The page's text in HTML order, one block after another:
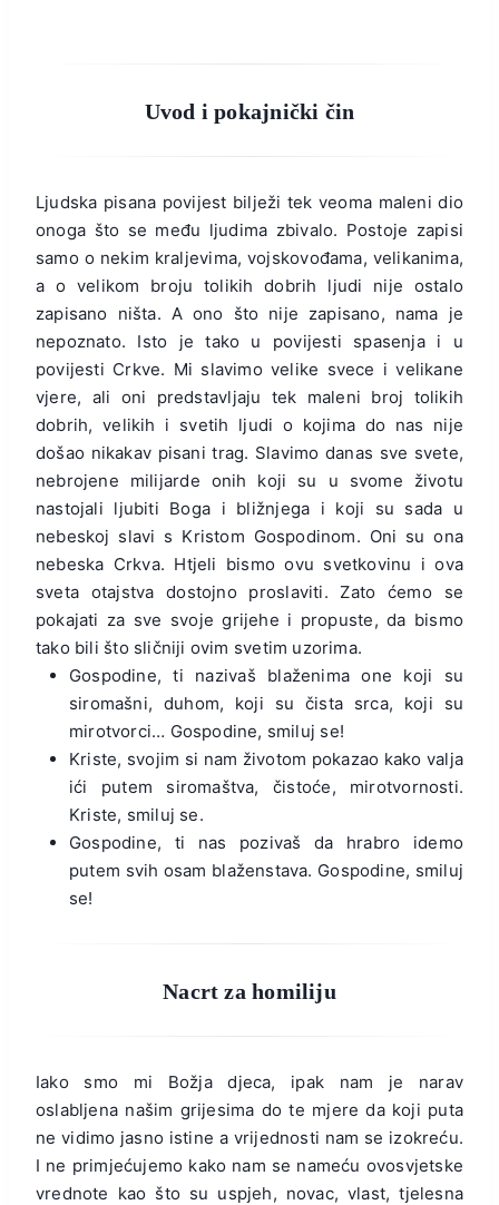
Uvod i pokajnički čin
Ljudska pisana povijest bilježi tek veoma maleni dio
onoga što se među ljudima zbivalo. Postoje zapisi
samo o nekim kraljevima, vojskovođama, velikanima,
a o velikom broju tolikih dobrih ljudi nije ostalo
zapisano ništa. A ono što nije zapisano, nama je
nepoznato. Isto je tako u povijesti spasenja i u
povijesti Crkve. Mi slavimo velike svece i velikane
vjere, ali oni predstavljaju tek maleni broj tolikih
dobrih, velikih i svetih ljudi o kojima do nas nije
došao nikakav pisani trag. Slavimo danas sve svete,
nebrojene milijarde onih koji su u svome životu
nastojali ljubiti Boga i bližnjega i koji su sada u
nebeskoj slavi s Kristom Gospodinom. Oni su ona
nebeska Crkva. Htjeli bismo ovu svetkovinu i ova
sveta otajstva dostojno proslaviti. Zato ćemo se
pokajati za sve svoje grijehe i propuste, da bismo
tako bili što sličniji ovim svetim uzorima.
Gospodine, ti nazivaš blaženima one koji su
siromašni, duhom, koji su čista srca, koji su
mirotvorci… Gospodine, smiluj se!
Kriste, svojim si nam životom pokazao kako valja
ići putem siromaštva, čistoće, mirotvornosti.
Kriste, smiluj se.
Gospodine, ti nas pozivaš da hrabro idemo
putem svih osam blaženstava. Gospodine, smiluj
se!
Nacrt za homiliju
Iako smo mi Božja djeca, ipak nam je narav
oslabljena našim grijesima do te mjere da koji puta
ne vidimo jasno istine a vrijednosti nam se izokreću.
I ne primjećujemo kako nam se nameću ovosvjetske
vrednote kao što su uspjeh, novac, vlast, tjelesna